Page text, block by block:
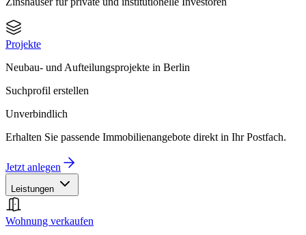
Projekte
Neubau- und Aufteilungsprojekte in Berlin
Suchprofil erstellen
Unverbindlich
Erhalten Sie passende Immobilienangebote direkt in Ihr Postfach.
Jetzt anlegen
Leistungen
Wohnung verkaufen